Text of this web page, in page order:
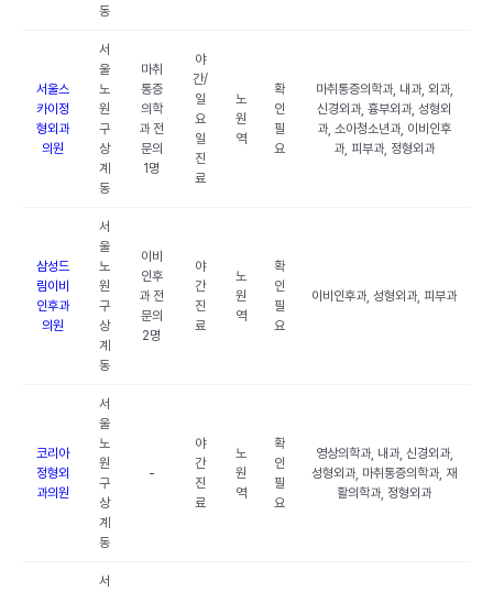
동
서울스
카이정
형외과
의원
서
울
노
원
구
상
계
동
마취
통증
의학
과 전
문의
1명
야
간/
일
요
일
진
료
노
원
역
확
인
필
요
마취통증의학과, 내과, 외과,
신경외과, 흉부외과, 성형외
과, 소아청소년과, 이비인후
과, 피부과, 정형외과
삼성드
림이비
인후과
의원
서
울
노
원
구
상
계
동
이비
인후
과 전
문의
2명
야
간
진
료
노
원
역
확
인
필
요
이비인후과, 성형외과, 피부과
코리아
정형외
과의원
서
울
노
원
구
상
계
동
-
야
간
진
료
노
원
역
확
인
필
요
영상의학과, 내과, 신경외과,
성형외과, 마취통증의학과, 재
활의학과, 정형외과
서